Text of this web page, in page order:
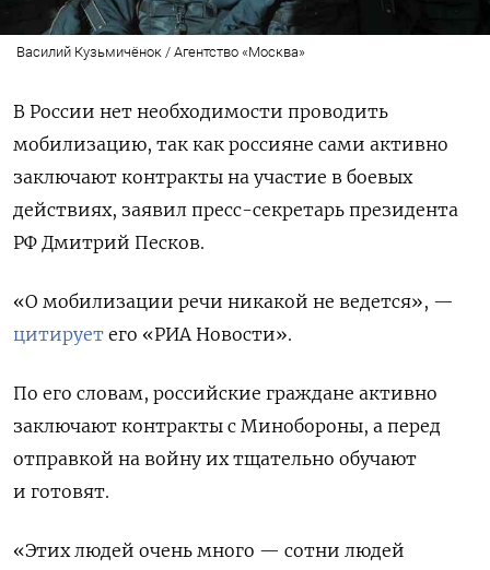
Василий Кузьмичёнок / Агентство «Москва»
В России нет необходимости проводить
мобилизацию, так как россияне сами активно
заключают контракты на участие в боевых
действиях, заявил пресс-секретарь президента
РФ Дмитрий Песков.
«О мобилизации речи никакой не ведется», —
цитирует его «РИА Новости».
По его словам, российские граждане активно
заключают контракты с Минобороны, а перед
отправкой на войну их тщательно обучают
и готовят.
«Этих людей очень много — сотни людей